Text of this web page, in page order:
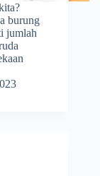
burung
jumlah